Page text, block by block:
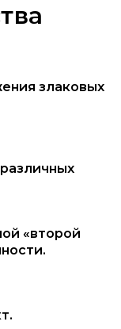
злаковых
«второй